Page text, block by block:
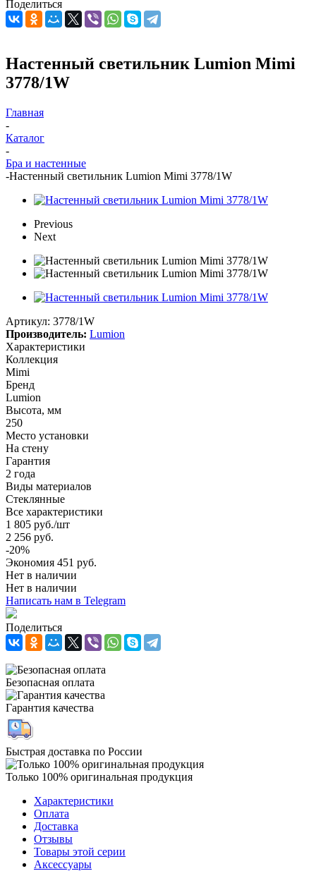
Поделиться
Настенный светильник Lumion Mimi
3778/1W
Главная
-
Каталог
-
Бра и настенные
-Настенный светильник Lumion Mimi 3778/1W
Previous
Next
Артикул: 3778/1W
Производитель: Lumion
Характеристики
Коллекция
Mimi
Бренд
Lumion
Высота, мм
250
Место установки
На стену
Гарантия
2 года
Виды материалов
Стеклянные
Все характеристики
1 805 руб./шт
2 256 руб.
-20%
Экономия 451 руб.
Нет в наличии
Нет в наличии
Написать нам в Telegram
Поделиться
Безопасная оплата
Гарантия качества
Быстрая доставка по России
Только 100% оригинальная продукция
Характеристики
Оплата
Доставка
Отзывы
Товары этой серии
Аксессуары